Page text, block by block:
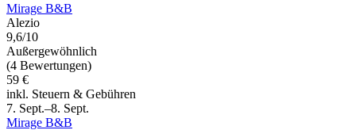
Mirage B&B
Alezio
9,6/10
Außergewöhnlich
(4 Bewertungen)
59 €
inkl. Steuern & Gebühren
7. Sept.–8. Sept.
Mirage B&B